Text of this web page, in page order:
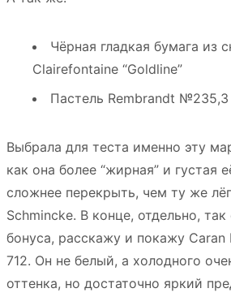
Чёрная гладкая бумага из
Clairefontaine “Goldline”
Пастель Rembrandt
Выбрала для теста именно эту
как она более “жирная” и густая
сложнее перекрыть, чем ту же
Schmincke. В конце, отдельно, так
бонуса, расскажу и покажу Caran
712. Он не белый, а холодного
оттенка, но достаточно яркий